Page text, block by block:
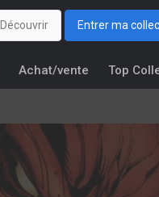
Découvrir Entrer ma
Achat/vente Top